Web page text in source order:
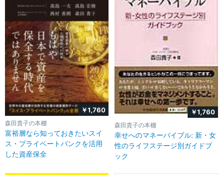
￥1,760
森田貴子の本棚
富裕層なら知っておきたいスイ
ス・プライベートバンクを活用
した資産保全
￥1,760
森田貴子の本棚
幸せへのマネーバイブル: 新・女
性のライフステージ別ガイドブ
ック